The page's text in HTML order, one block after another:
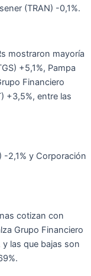
(TRAN) -0,1%.
mostraron mayoría
+5,1%, Pampa
Financiero
+3,5%, entre las
-2,1% y Corporación
cotizan con
Grupo Financiero
y las que bajas son